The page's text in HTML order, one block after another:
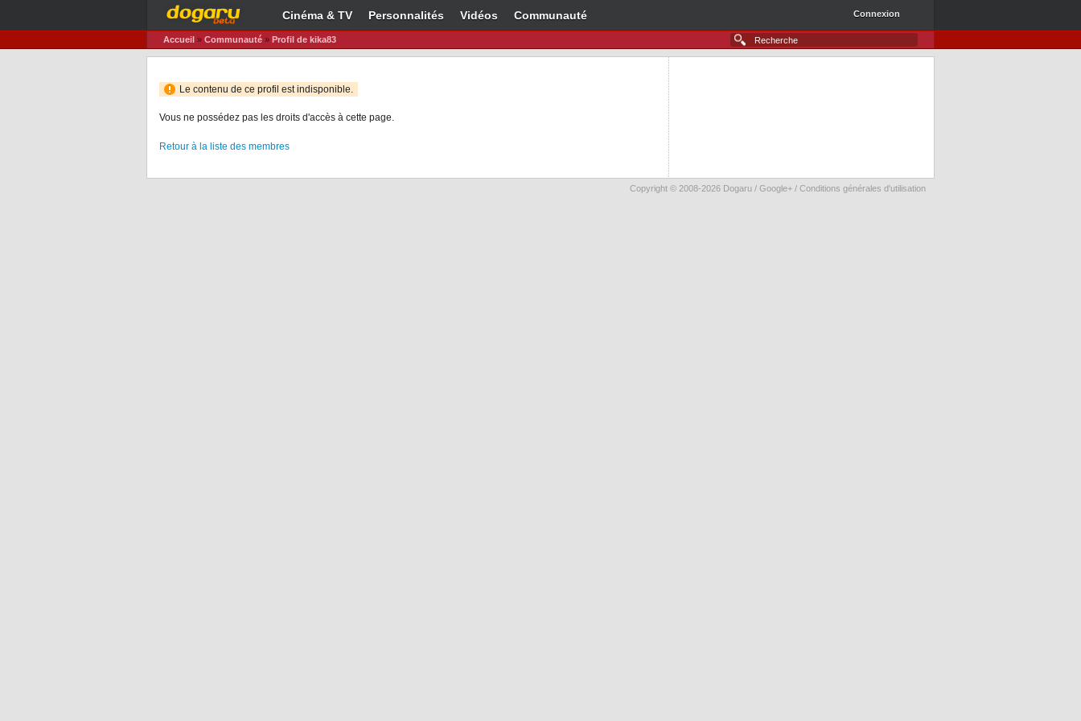
Cinéma & TV Personnalités Vidéos Communauté Connexion
Accueil » Communauté » Profil de kika83
Le contenu de ce profil est indisponible.
Vous ne possédez pas les droits d'accès à cette page.
Retour à la liste des membres
Copyright © 2008-2026 Dogaru / Google+ / Conditions générales d'utilisation